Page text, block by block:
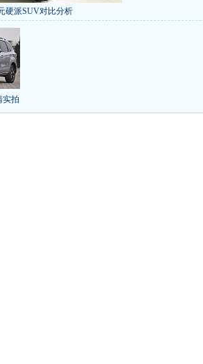
硬派SUV对比分析
全新RAV4海外售14万
SUV
款合资自主车是真的低价吗？
全新马自达6：海外卖13万
15万买车谁好
曝光
日系的SUV
大众6万低价车
实拍
车